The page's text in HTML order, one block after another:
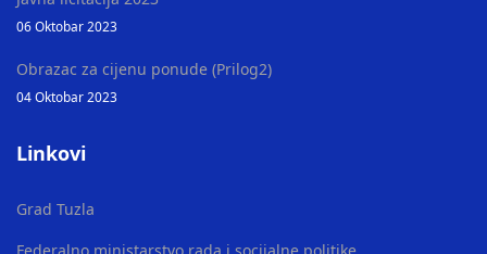
06 Oktobar 2023
Obrazac za cijenu ponude (Prilog2)
04 Oktobar 2023
Linkovi
Grad Tuzla
Federalno ministarstvo rada i socijalne politike